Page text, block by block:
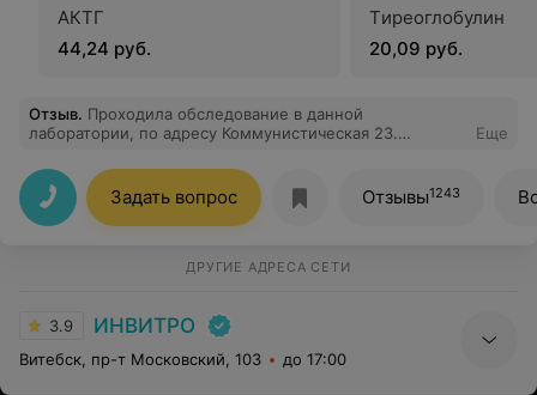
АКТГ
44,24 руб.
Tиреоглобулин
20,09 руб.
Отзыв. Проходила обследование в данной
лаборатории, по адресу Коммунистическая 23.
обследованием.все очень быстро и качественно.
Особенно хочется отметить доброжелательность и
внимательность коллектива. Выражаю благодарность
Свитиной Марии за высокий профессионализм и
Еще
Задать вопрос Отзывы1243
ДРУГИЕ АДРЕСА СЕТИ
3.9 ИНВИТРО
Витебск, пр-т Московский, 103 до 17:00